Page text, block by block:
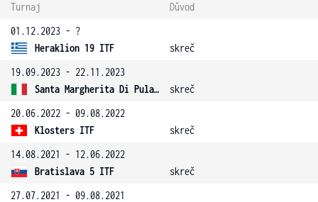
Turnaj
Důvod
01.12.2023 - ?
Heraklion 19 ITF
skreč
19.09.2023 - 22.11.2023
Santa Margherita Di Pula 11 ITF
skreč
20.06.2022 - 09.08.2022
Klosters ITF
skreč
14.08.2021 - 12.06.2022
Bratislava 5 ITF
skreč
27.07.2021 - 09.08.2021